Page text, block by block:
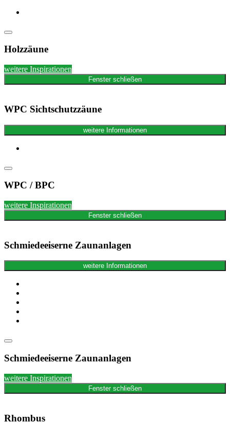
Holzzäune
weitere Inspirationen
Fenster schließen
WPC Sichtschutzzäune
weitere Informationen
WPC / BPC
weitere Inspirationen
Fenster schließen
Schmiedeeiserne Zaunanlagen
weitere Informationen
Schmiedeeiserne Zaunanlagen
weitere Inspirationen
Fenster schließen
Rhombus